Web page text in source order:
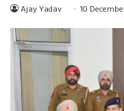
Ajay Yadav 10